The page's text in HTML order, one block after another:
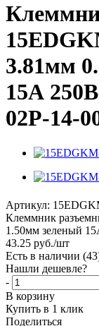
3.81мм
15А
02P-14-
Артикул:
Клеммник
1.50мм зеленый
43.25 руб./шт
Есть в наличии
Нашли дешевле?
-
В корзину
Купить в 1 клик
Поделиться